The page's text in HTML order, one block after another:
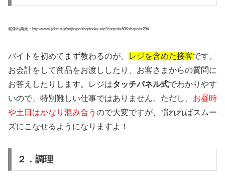
画像出典元：http://www.jobmo.jp/orijin/pc/shopindex.asp?corpcd=60&shopcd=294
バイトを初めてまず教わるのが、 レジを含めた接客です。
お会計をして商品をお渡ししたり、お客さまからの質問に
お答えしたりします。レジはタッチパネル式でわかりやす
いので、特別難しい仕事ではありません。ただし、 お昼時
や土日はかなり混み合う ので大変ですが、慣れればスムー
ズにこなせるようになりますよ！
２．調理